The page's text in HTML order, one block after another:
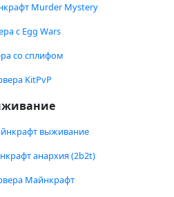
Murder Mystery
с Egg Wars
со сплифом
KitPvP
выживание
анархия (2b2t)
Майнкрафт